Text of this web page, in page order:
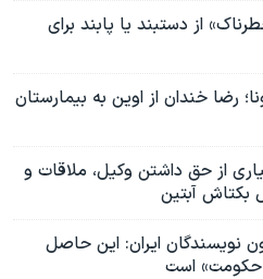
از دستبند یا پابند برای
رضا خندان از اوین به بیمارستان
از حق داشتن وکیل، ‌ملاقات و
آبتین
نویسندگان ایران: این حاصل
حکومت» است